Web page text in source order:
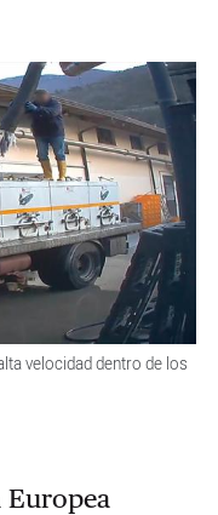
velocidad dentro de los
Europea